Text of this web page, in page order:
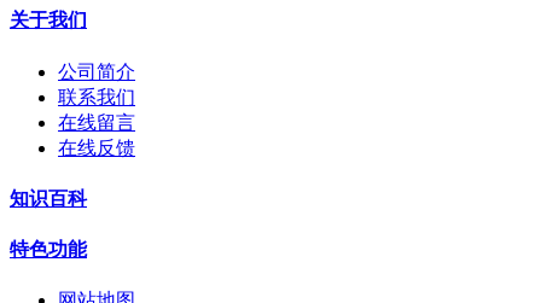
关于我们
公司简介
联系我们
在线留言
在线反馈
知识百科
特色功能